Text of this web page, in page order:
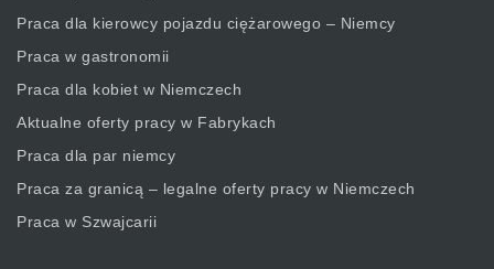
Praca dla kierowcy pojazdu ciężarowego – Niemcy
Praca w gastronomii
Praca dla kobiet w Niemczech
Aktualne oferty pracy w Fabrykach
Praca dla par niemcy
Praca za granicą – legalne oferty pracy w Niemczech
Praca w Szwajcarii